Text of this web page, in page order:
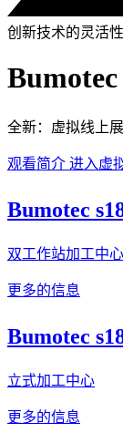
创新技术的灵活
Bumotec
全新：虚拟线上
观看简介 进入虚
Bumotec
双工作站加工中心
更多的信息
Bumotec
立式加工中心
更多的信息